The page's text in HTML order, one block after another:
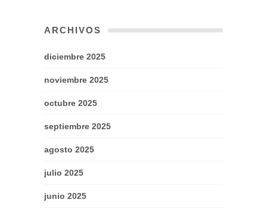
ARCHIVOS
diciembre 2025
noviembre 2025
octubre 2025
septiembre 2025
agosto 2025
julio 2025
junio 2025